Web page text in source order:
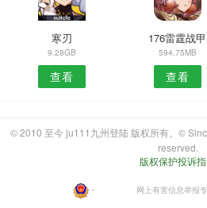
寒刃
9.28GB
查看
176雷霆战甲
594.75MB
查看
© 2010 至今 ju111九州登陆 版权所有。©
reserved.
版权保护投诉
・ 网上有害信息举报